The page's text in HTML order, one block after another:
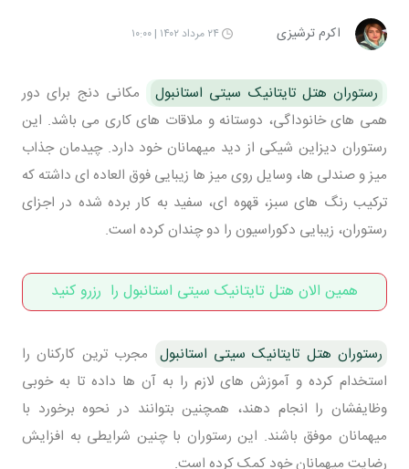
اکرم ترشیزی ۲۴ مرداد ۱۴۰۲ | ۱۰:۰۰
رستوران هتل تایتانیک سیتی استانبول
مکانی دنج برای دور
همی های خانوداگی، دوستانه و ملاقات های کاری می باشد. این
رستوران دیزاین شیکی از دید میهمانان خود دارد. چیدمان جذاب
میز و صندلی ها، وسایل روی میز ها زیبایی فوق العاده ای داشته که
ترکیب رنگ های سبز، قهوه ای، سفید به کار برده شده در اجزای
رستوران، زیبایی دکوراسیون را دو چندان کرده است.
همین الان هتل تایتانیک سیتی استانبول را رزرو کنید
رستوران هتل تایتانیک سیتی استانبول مجرب ترین کارکنان را
استخدام کرده و آموزش های لازم را به آن ها داده تا به خوبی
وظایفشان را انجام دهند، همچنین بتوانند در نحوه برخورد با
میهمانان موفق باشند. این رستوران با چنین شرایطی به افزایش
رضایت میهمانان خود کمک کرده است.